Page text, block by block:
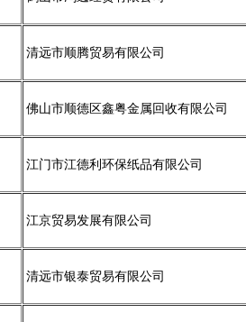
清远市顺腾贸易有限公司
佛山市顺德区鑫粤金属回收有限公司
江门市江德利环保纸品有限公司
江京贸易发展有限公司
清远市银泰贸易有限公司